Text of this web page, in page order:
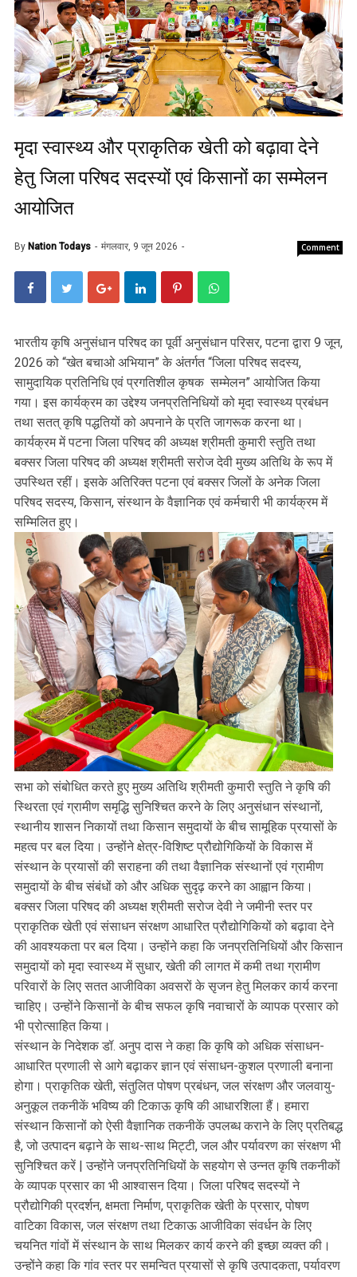
मृदा स्वास्थ्य और प्राकृतिक खेती को बढ़ावा देने
हेतु जिला परिषद सदस्यों एवं किसानों का सम्मेलन
आयोजित
By Nation Todays मंगलवार, 9 जून 2026 Comment
भारतीय कृषि अनुसंधान परिषद का पूर्वी अनुसंधान परिसर, पटना द्वारा 9 जून,
2026 को “खेत बचाओ अभियान” के अंतर्गत “जिला परिषद सदस्य,
सामुदायिक प्रतिनिधि एवं प्रगतिशील कृषक सम्मेलन” आयोजित किया
गया। इस कार्यक्रम का उद्देश्य जनप्रतिनिधियों को मृदा स्वास्थ्य प्रबंधन
तथा सतत् कृषि पद्धतियों को अपनाने के प्रति जागरूक करना था।
कार्यक्रम में पटना जिला परिषद की अध्यक्ष श्रीमती कुमारी स्तुति तथा
बक्सर जिला परिषद की अध्यक्ष श्रीमती सरोज देवी मुख्य अतिथि के रूप में
उपस्थित रहीं। इसके अतिरिक्त पटना एवं बक्सर जिलों के अनेक जिला
परिषद सदस्य, किसान, संस्थान के वैज्ञानिक एवं कर्मचारी भी कार्यक्रम में
सम्मिलित हुए।
सभा को संबोधित करते हुए मुख्य अतिथि श्रीमती कुमारी स्तुति ने कृषि की
स्थिरता एवं ग्रामीण समृद्धि सुनिश्चित करने के लिए अनुसंधान संस्थानों,
स्थानीय शासन निकायों तथा किसान समुदायों के बीच सामूहिक प्रयासों के
महत्व पर बल दिया। उन्होंने क्षेत्र-विशिष्ट प्रौद्योगिकियों के विकास में
संस्थान के प्रयासों की सराहना की तथा वैज्ञानिक संस्थानों एवं ग्रामीण
समुदायों के बीच संबंधों को और अधिक सुदृढ़ करने का आह्वान किया।
बक्सर जिला परिषद की अध्यक्ष श्रीमती सरोज देवी ने जमीनी स्तर पर
प्राकृतिक खेती एवं संसाधन संरक्षण आधारित प्रौद्योगिकियों को बढ़ावा देने
की आवश्यकता पर बल दिया। उन्होंने कहा कि जनप्रतिनिधियों और किसान
समुदायों को मृदा स्वास्थ्य में सुधार, खेती की लागत में कमी तथा ग्रामीण
परिवारों के लिए सतत आजीविका अवसरों के सृजन हेतु मिलकर कार्य करना
चाहिए। उन्होंने किसानों के बीच सफल कृषि नवाचारों के व्यापक प्रसार को
भी प्रोत्साहित किया।
संस्थान के निदेशक डॉ. अनुप दास ने कहा कि कृषि को अधिक संसाधन-
आधारित प्रणाली से आगे बढ़ाकर ज्ञान एवं संसाधन-कुशल प्रणाली बनाना
होगा। प्राकृतिक खेती, संतुलित पोषण प्रबंधन, जल संरक्षण और जलवायु-
अनुकूल तकनीकें भविष्य की टिकाऊ कृषि की आधारशिला हैं। हमारा
संस्थान किसानों को ऐसी वैज्ञानिक तकनीकें उपलब्ध कराने के लिए प्रतिबद्ध
है, जो उत्पादन बढ़ाने के साथ-साथ मिट्टी, जल और पर्यावरण का संरक्षण भी
सुनिश्चित करें | उन्होंने जनप्रतिनिधियों के सहयोग से उन्नत कृषि तकनीकों
के व्यापक प्रसार का भी आश्वासन दिया। जिला परिषद सदस्यों ने
प्रौद्योगिकी प्रदर्शन, क्षमता निर्माण, प्राकृतिक खेती के प्रसार, पोषण
वाटिका विकास, जल संरक्षण तथा टिकाऊ आजीविका संवर्धन के लिए
चयनित गांवों में संस्थान के साथ मिलकर कार्य करने की इच्छा व्यक्त की।
उन्होंने कहा कि गांव स्तर पर समन्वित प्रयासों से कृषि उत्पादकता, पर्यावरण